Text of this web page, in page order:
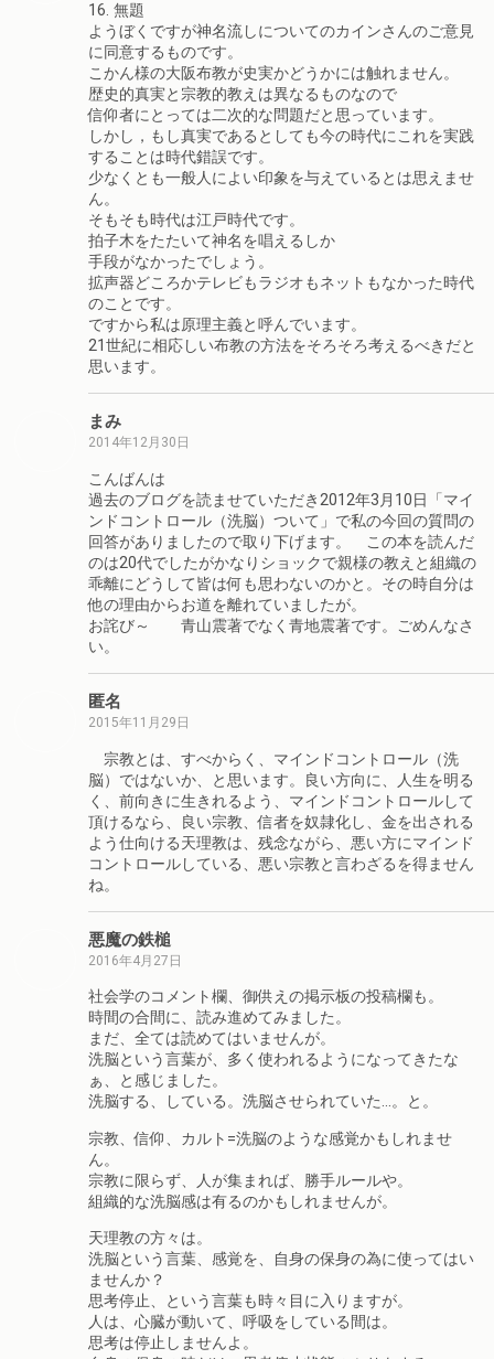
16. 無題
ようぼくですが神名流しについてのカインさんのご意見
に同意するものです。
こかん様の大阪布教が史実かどうかには触れません。
歴史的真実と宗教的教えは異なるものなので
信仰者にとっては二次的な問題だと思っています。
しかし，もし真実であるとしても今の時代にこれを実践
することは時代錯誤です。
少なくとも一般人によい印象を与えているとは思えませ
ん。
そもそも時代は江戸時代です。
拍子木をたたいて神名を唱えるしか
手段がなかったでしょう。
拡声器どころかテレビもラジオもネットもなかった時代
のことです。
ですから私は原理主義と呼んでいます。
21世紀に相応しい布教の方法をそろそろ考えるべきだと
思います。
まみ
2014年12月30日
こんばんは
過去のブログを読ませていただき2012年3月10日「マイ
ンドコントロール（洗脳）ついて」で私の今回の質問の
回答がありましたので取り下げます。 この本を読んだ
のは20代でしたがかなりショックで親様の教えと組織の
乖離にどうして皆は何も思わないのかと。その時自分は
他の理由からお道を離れていましたが。
お詫び～ 青山震著でなく青地震著です。ごめんなさ
い。
匿名
2015年11月29日
宗教とは、すべからく、マインドコントロール（洗
脳）ではないか、と思います。良い方向に、人生を明る
く、前向きに生きれるよう、マインドコントロールして
頂けるなら、良い宗教、信者を奴隷化し、金を出される
よう仕向ける天理教は、残念ながら、悪い方にマインド
コントロールしている、悪い宗教と言わざるを得ません
ね。
悪魔の鉄槌
2016年4月27日
社会学のコメント欄、御供えの掲示板の投稿欄も。
時間の合間に、読み進めてみました。
まだ、全ては読めてはいませんが。
洗脳という言葉が、多く使われるようになってきたな
ぁ、と感じました。
洗脳する、している。洗脳させられていた…。と。
宗教、信仰、カルト=洗脳のような感覚かもしれませ
ん。
宗教に限らず、人が集まれば、勝手ルールや。
組織的な洗脳感は有るのかもしれませんが。
天理教の方々は。
洗脳という言葉、感覚を、自身の保身の為に使ってはい
ませんか？
思考停止、という言葉も時々目に入りますが。
人は、心臓が動いて、呼吸をしている間は。
思考は停止しませんよ。